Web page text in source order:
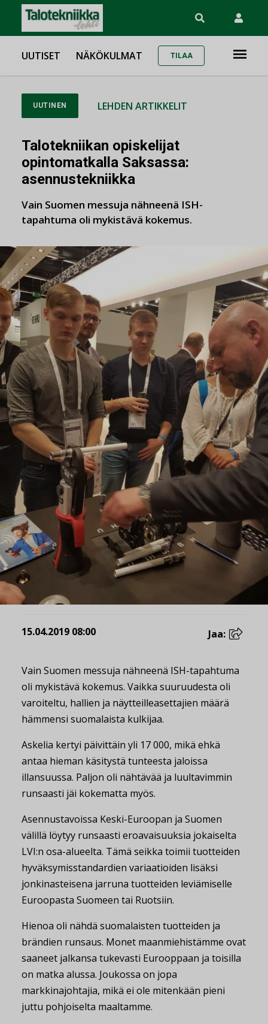
UUTISET NÄKÖKULMAT TILAA
UUTINEN LEHDEN ARTIKKELIT
Talotekniikan opiskelijat
opintomatkalla Saksassa:
asennustekniikka
Vain Suomen messuja nähneenä ISH-
tapahtuma oli mykistävä kokemus.
15.04.2019 08:00 Jaa:
Vain Suomen messuja nähneenä ISH-tapahtuma
oli mykistävä kokemus. Vaikka suuruudesta oli
varoiteltu, hallien ja näytteilleasettajien määrä
hämmensi suomalaista kulkijaa.
Askelia kertyi päivittäin yli 17 000, mikä ehkä
antaa hieman käsitystä tunteesta jaloissa
illansuussa. Paljon oli nähtävää ja luultavimmin
runsaasti jäi kokematta myös.
Asennustavoissa Keski-Euroopan ja Suomen
välillä löytyy runsaasti eroavaisuuksia jokaiselta
LVI:n osa-alueelta. Tämä seikka toimii tuotteiden
hyväksymisstandardien variaatioiden lisäksi
jonkinasteisena jarruna tuotteiden leviämiselle
Euroopasta Suomeen tai Ruotsiin.
Hienoa oli nähdä suomalaisten tuotteiden ja
brändien runsaus. Monet maanmiehistämme ovat
saaneet jalkansa tukevasti Eurooppaan ja toisilla
on matka alussa. Joukossa on jopa
markkinajohtajia, mikä ei ole mitenkään pieni
juttu pohjoiselta maaltamme.